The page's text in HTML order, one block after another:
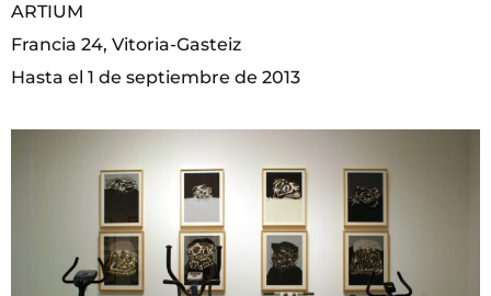
ARTIUM
Francia 24, Vitoria-Gasteiz
Hasta el 1 de septiembre de 2013